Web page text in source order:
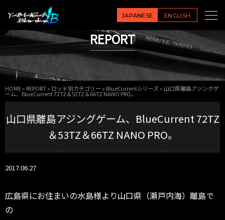
JAPANESE ENGLISH
REPORT
HOME» REPORT» ロッド別カテゴリー » BlueCurrentシリーズ»山口県離島アジングゲ
ーム、BlueCurrent 72TZ＆53TZ＆66TZ NANO PRO。
山口県離島アジングゲーム、BlueCurrent 72TZ
＆53TZ＆66TZ NANO PRO。
2017.06.27
広島県にお住まいの水島様より山口県（瀬戸内海）離島で
の